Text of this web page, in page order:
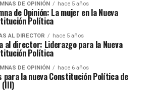
DE OPINIÓN hace 5 años
de Opinión: La mujer en la Nueva
Política
AL DIRECTOR hace 5 años
al director: Liderazgo para la Nueva
Política
DE OPINIÓN hace 6 años
para la nueva Constitución Política de
(III)